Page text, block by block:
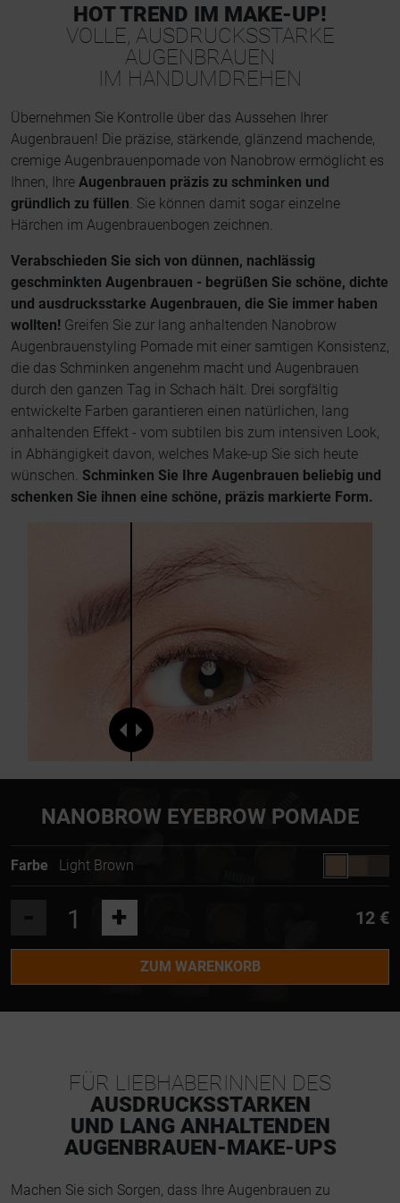
HOT TREND IM MAKE-UP!
VOLLE, AUSDRUCKSSTARKE
AUGENBRAUEN
IM HANDUMDREHEN
Übernehmen Sie Kontrolle über das Aussehen Ihrer
Augenbrauen! Die präzise, stärkende, glänzend machende,
cremige Augenbrauenpomade von Nanobrow ermöglicht es
Ihnen, Ihre Augenbrauen präzis zu schminken und
gründlich zu füllen . Sie können damit sogar einzelne
Härchen im Augenbrauenbogen zeichnen.
Verabschieden Sie sich von dünnen, nachlässig
geschminkten Augenbrauen - begrüßen Sie schöne, dichte
und ausdrucksstarke Augenbrauen, die Sie immer haben
wollten! Greifen Sie zur lang anhaltenden Nanobrow
Augenbrauenstyling Pomade mit einer samtigen Konsistenz,
die das Schminken angenehm macht und Augenbrauen
durch den ganzen Tag in Schach hält. Drei sorgfältig
entwickelte Farben garantieren einen natürlichen, lang
anhaltenden Effekt - vom subtilen bis zum intensiven Look,
in Abhängigkeit davon, welches Make-up Sie sich heute
wünschen. Schminken Sie Ihre Augenbrauen beliebig und
schenken Sie ihnen eine schöne, präzis markierte Form.
NANOBROW EYEBROW POMADE
Farbe Light Brown
+ 12 €
ZUM WARENKORB
FÜR LIEBHABERINNEN DES
AUSDRUCKSSTARKEN
UND LANG ANHALTENDEN
AUGENBRAUEN-MAKE-UPS
Machen Sie sich Sorgen, dass Ihre Augenbrauen zu